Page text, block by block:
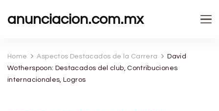
anunciacion.com.mx
Home Aspectos Destacados de la Carrera
David
Wotherspoon: Destacados del club, Contribuciones
internacionales, Logros